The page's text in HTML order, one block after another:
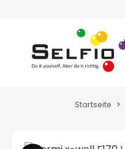
Startseite